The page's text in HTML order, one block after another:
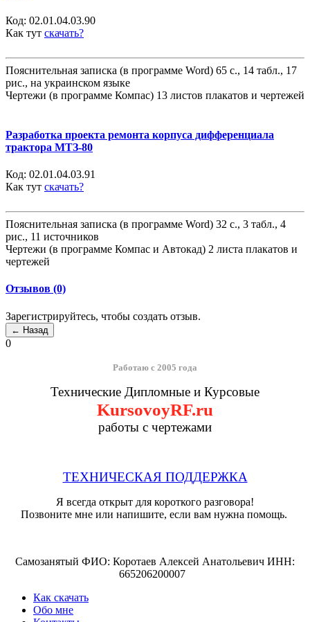
Код: 02.01.04.03.90
Как тут скачать?
Пояснительная записка (в программе Word) 65 с., 14 табл., 17
рис., на украинском языке
Чертежи (в программе Компас) 13 листов плакатов и чертежей
Разработка проекта ремонта корпуса дифференциала
трактора МТЗ-80
Код: 02.01.04.03.91
Как тут скачать?
Пояснительная записка (в программе Word) 32 с., 3 табл., 4
рис., 11 источников
Чертежи (в программе Компас и Автокад) 2 листа плакатов и
чертежей
Отзывов (0)
Зарегистрируйтесь, чтобы создать отзыв.
0
Работаю с 2005 года
Технические Дипломные и Курсовые
KursovoyRF.ru
работы с чертежами
ТЕХНИЧЕСКАЯ ПОДДЕРЖКА
Я всегда открыт для короткого разговора!
Позвоните мне или напишите, если вам нужна помощь.
Самозанятый ФИО: Коротаев Алексей Анатольевич ИНН:
665206200007
Как скачать
Обо мне